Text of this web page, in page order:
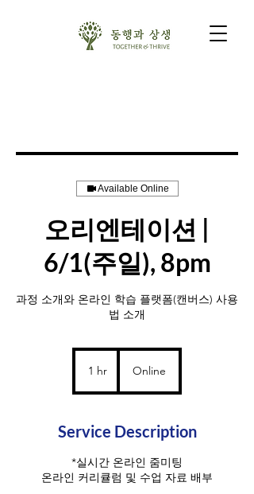
Available Online
오리엔테이션 |
6/1(주일), 8pm
과정 소개와 온라인 학습 플랫폼(캔버스) 사용
법 소개
1 hr Online
Service Description
*실시간 온라인 줌미팅
온라인 커리큘럼 및 수업 자료 배부